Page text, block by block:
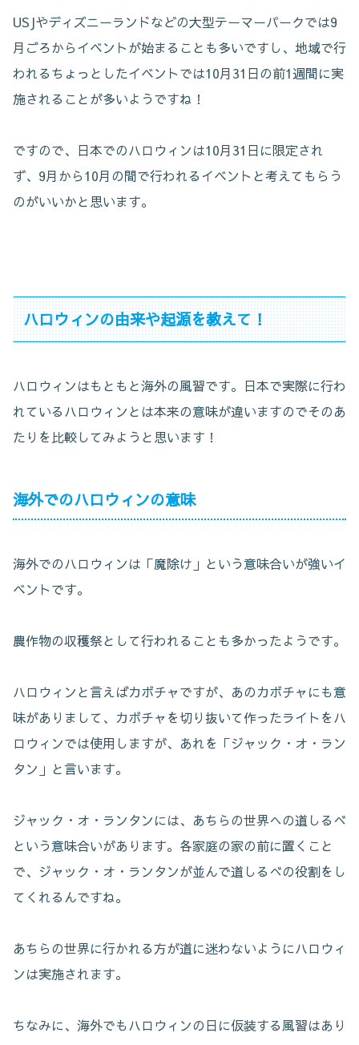
USJやディズニーランドなどの大型テーマーパークでは9
月ごろからイベントが始まることも多いですし、地域で行
われるちょっとしたイベントでは10月31日の前1週間に実
施されることが多いようですね！
ですので、日本でのハロウィンは10月31日に限定され
ず、9月から10月の間で行われるイベントと考えてもらう
のがいいかと思います。
ハロウィンの由来や起源を教えて！
ハロウィンはもともと海外の風習です。日本で実際に行わ
れているハロウィンとは本来の意味が違いますのでそのあ
たりを比較してみようと思います！
海外でのハロウィンの意味
海外でのハロウィンは「魔除け」という意味合いが強いイ
ベントです。
農作物の収穫祭として行われることも多かったようです。
ハロウィンと言えばカボチャですが、あのカボチャにも意
味がありまして、カボチャを切り抜いて作ったライトをハ
ロウィンでは使用しますが、あれを「ジャック・オ・ラン
タン」と言います。
ジャック・オ・ランタンには、あちらの世界への道しるべ
という意味合いがあります。各家庭の家の前に置くこと
で、ジャック・オ・ランタンが並んで道しるべの役割をし
てくれるんですね。
あちらの世界に行かれる方が道に迷わないようにハロウィ
ンは実施されます。
ちなみに、海外でもハロウィンの日に仮装する風習はあり